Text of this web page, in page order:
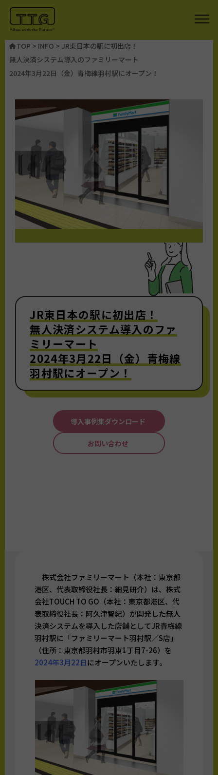
TOP > INFO > JR東日本の駅に初出店！
無人決済システム導入のファミリーマート
2024年3月22日（金）青梅線羽村駅にオープン！
JR東日本の駅に初出店！
無人決済システム導入のファ
ミリーマート
2024年3月22日（金）青梅線
羽村駅にオープン！
導入事例集ダウンロード
お問い合わせ
株式会社ファミリーマート（本社：東京都
港区、代表取締役社長：細見研介）は、株式
会社TOUCH TO GO（本社：東京都港区、代
表取締役社長：阿久津智紀）が開発した無人
決済システムを導入した店舗としてJR青梅線
羽村駅に「ファミリーマート羽村駅／S店」
（住所：東京都羽村市羽東1丁目7-26）を
2024年3月22日にオープンいたします。